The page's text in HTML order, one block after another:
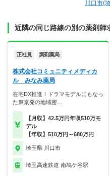
川口市(
近隣の同じ路線の別の薬剤師
正社員 調剤薬局
株式会社コミュニティメディカ
ル みなみ薬局
在宅DX推進！ドラマモデルにもなっ
た東京発の地域密…
【月収】42.5万円年収510万モ
デル
【年収】510万円～680万円
埼玉県 川口市
埼玉高速鉄道 南鳩ケ谷駅